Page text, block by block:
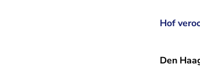
Hof
Den